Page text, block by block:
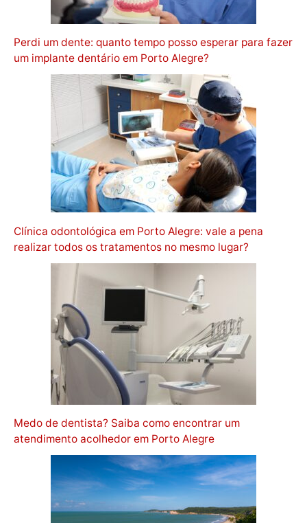
Perdi um dente: quanto tempo posso esperar para fazer
um implante dentário em Porto Alegre?
Clínica odontológica em Porto Alegre: vale a pena
realizar todos os tratamentos no mesmo lugar?
Medo de dentista? Saiba como encontrar um
atendimento acolhedor em Porto Alegre